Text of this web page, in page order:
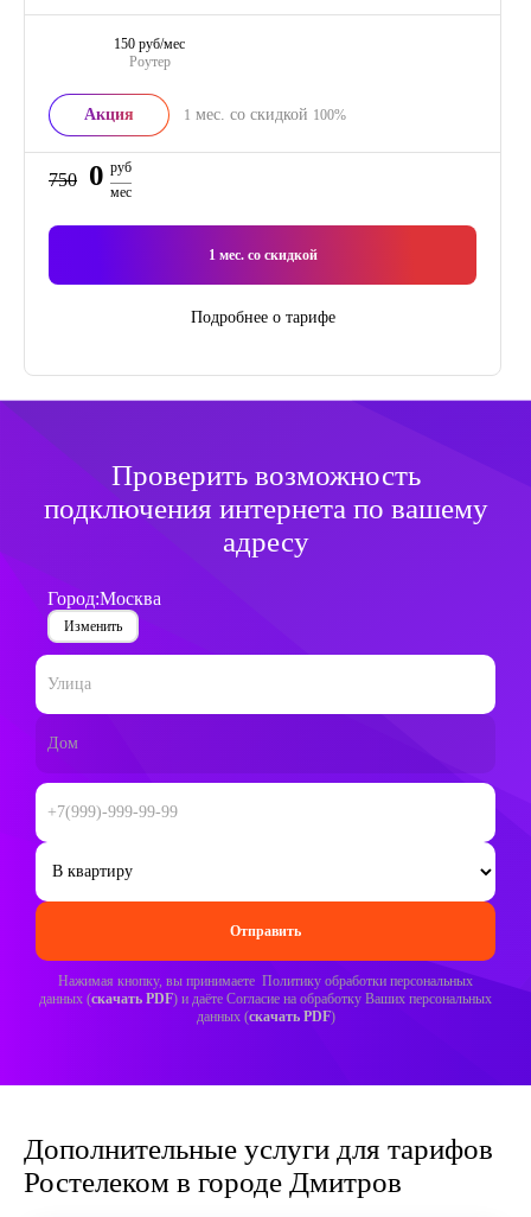
Роутер
150 руб/мес
Акция 1 мес. со скидкой 100%
750 0 руб
мес
1мес. со скидкой
Подробнее о тарифе
Проверить возможность
подключения интернета по вашему
адресу
Город:Москва
Изменить
Нажимая кнопку, вы принимаете Политику обработки персональных
данных (скачать PDF) и даёте Согласие на обработку Ваших персональных
данных (скачать PDF)
Дополнительные услуги для тарифов
Ростелеком в городе Дмитров